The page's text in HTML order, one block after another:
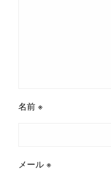
名前 ※
メール ※